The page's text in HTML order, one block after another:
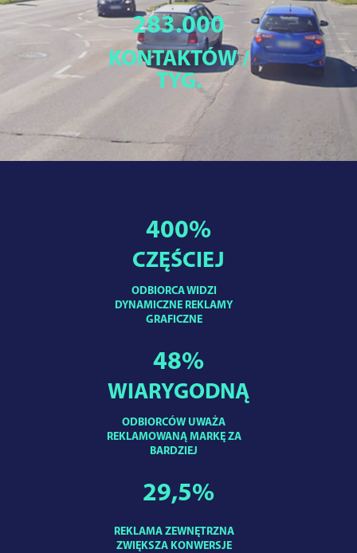
283.000
KONTAKTÓW /
TYG.
ODBIORCA WIDZI
DYNAMICZNE REKLAMY
GRAFICZNE
400%
CZĘŚCIEJ
ODBIORCÓW UWAŻA
REKLAMOWANĄ MARKĘ ZA
BARDZIEJ
48%
WIARYGODNĄ
REKLAMA ZEWNĘTRZNA
ZWIĘKSZA KONWERSJE
29,5%